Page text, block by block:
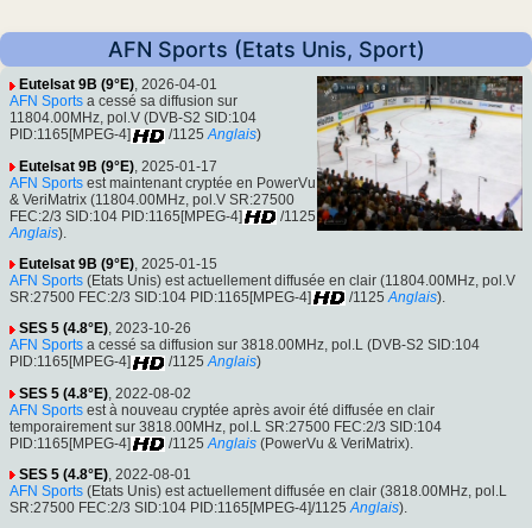
AFN Sports (Etats Unis, Sport)
Eutelsat 9B (9°E), 2026-04-01
AFN Sports a cessé sa diffusion sur
11804.00MHz, pol.V (DVB-S2 SID:104
PID:1165[MPEG-4]
/1125 Anglais)
Eutelsat 9B (9°E) , 2025-01-17
AFN Sports est maintenant cryptée en PowerVu
& VeriMatrix (11804.00MHz, pol.V SR:27500
FEC:2/3 SID:104 PID:1165[MPEG-4]
/1125
Anglais).
Eutelsat 9B (9°E), 2025-01-15
AFN Sports (Etats Unis) est actuellement diffusée en clair (11804.00MHz, pol.V
SR:27500 FEC:2/3 SID:104 PID:1165[MPEG-4]
/1125 Anglais).
SES 5 (4.8°E), 2023-10-26
AFN Sports a cessé sa diffusion sur 3818.00MHz, pol.L (DVB-S2 SID:104
PID:1165[MPEG-4]
/1125 Anglais)
SES 5 (4.8°E) , 2022-08-02
AFN Sports est à nouveau cryptée après avoir été diffusée en clair
temporairement sur 3818.00MHz, pol.L SR:27500 FEC:2/3 SID:104
PID:1165[MPEG-4]
/1125 Anglais (PowerVu & VeriMatrix).
SES 5 (4.8°E), 2022-08-01
AFN Sports (Etats Unis) est actuellement diffusée en clair (3818.00MHz, pol.L
SR:27500 FEC:2/3 SID:104 PID:1165[MPEG-4]/1125 Anglais).